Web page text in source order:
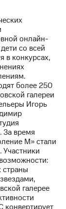
онлайн-
со всей
в конкурсах,
более 250
галереи
Игорь
За время
М» стали
страны
галерее